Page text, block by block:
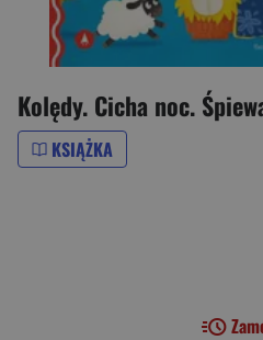
Kolędy. Cicha noc.
KSIĄŻKA